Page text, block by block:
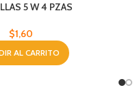
5 W 4 PZAS
$1,60
AL CARRITO